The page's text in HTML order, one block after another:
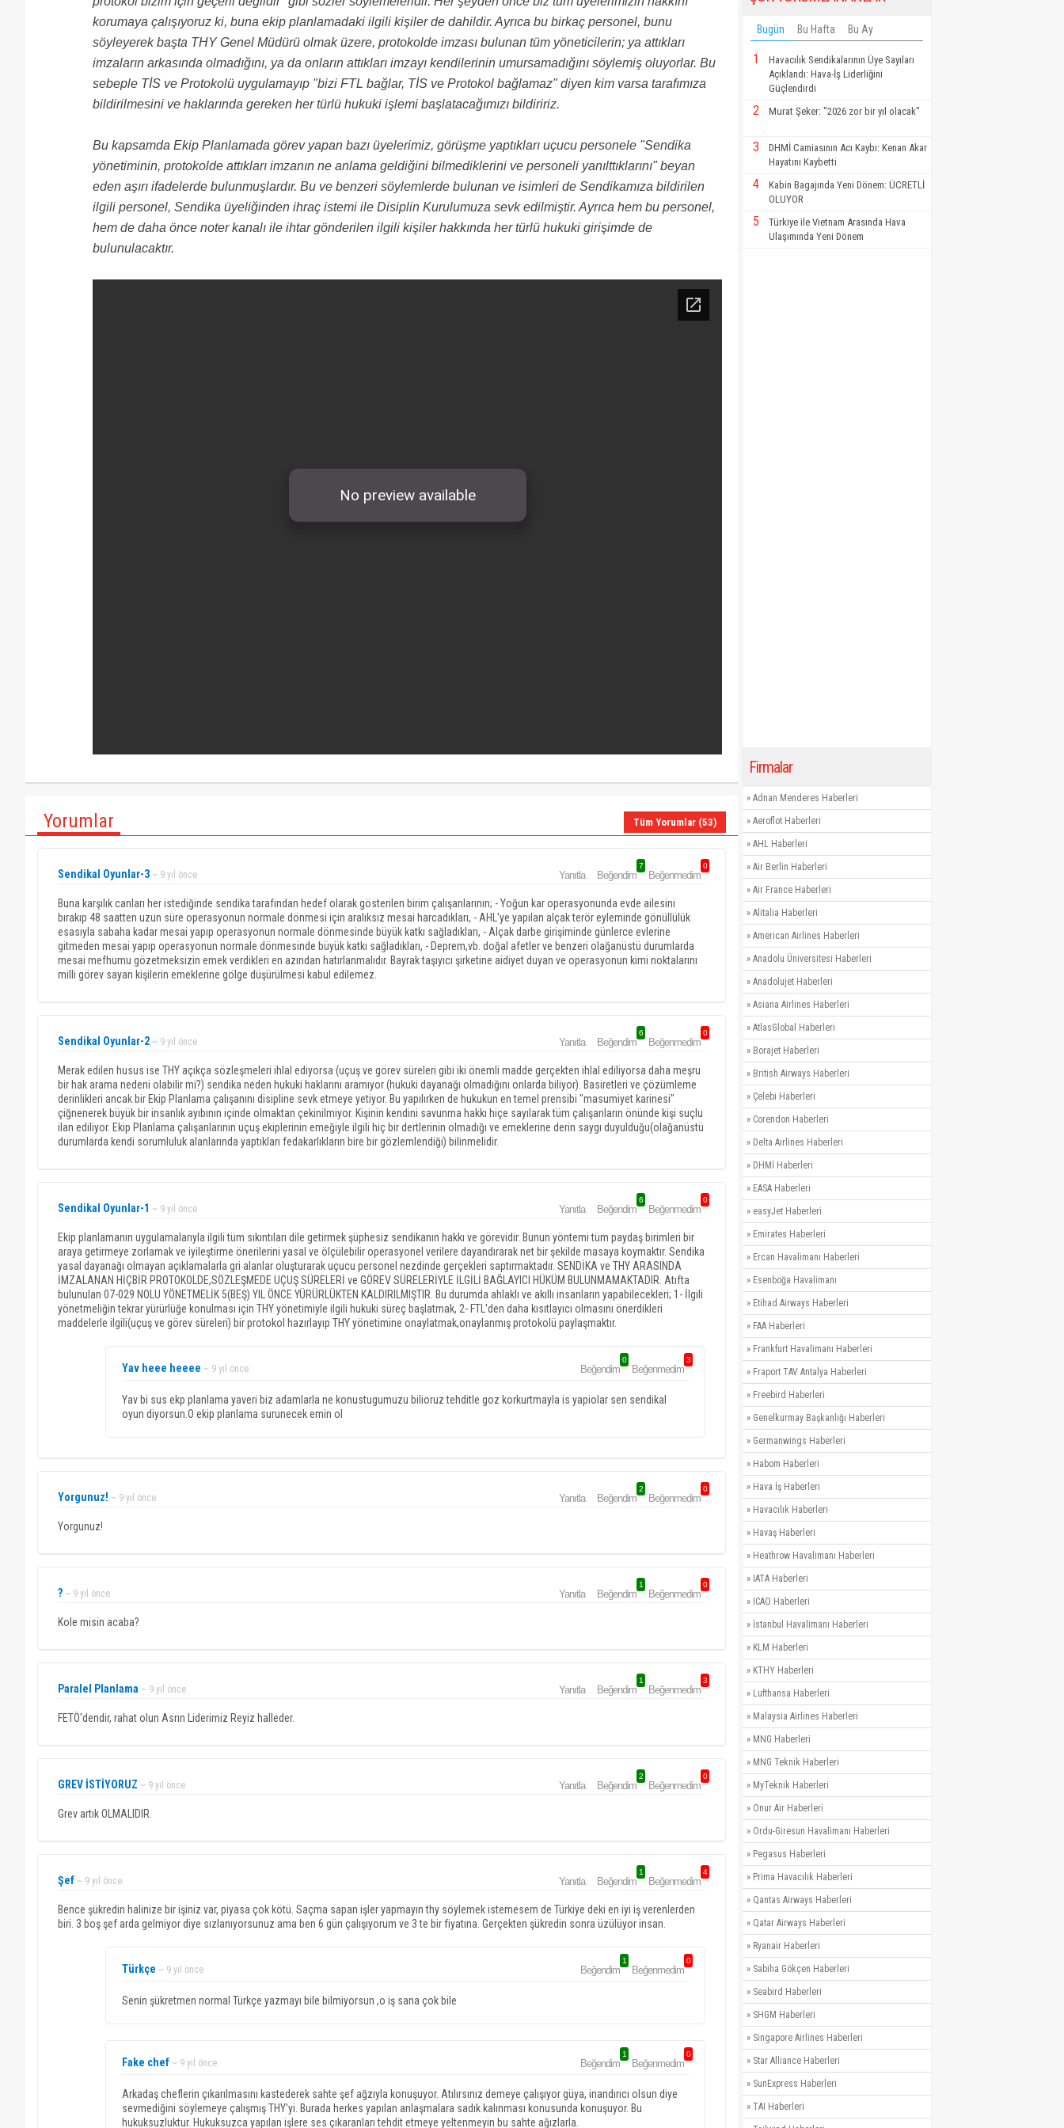
korumaya çalışıyoruz ki, buna ekip planlamadaki ilgili kişiler de dahildir. Ayrıca bu birkaç personel, bunu
söyleyerek başta THY Genel Müdürü olmak üzere, protokolde imzası bulunan tüm yöneticilerin; ya attıkları
imzaların arkasında olmadığını, ya da onların attıkları imzayı kendilerinin umursamadığını söylemiş oluyorlar. Bu
sebeple TİS ve Protokolü uygulamayıp "bizi FTL bağlar, TİS ve Protokol bağlamaz" diyen kim varsa tarafımıza
bildirilmesini ve haklarında gereken her türlü hukuki işlemi başlatacağımızı bildiririz.
Bu kapsamda Ekip Planlamada görev yapan bazı üyelerimiz, görüşme yaptıkları uçucu personele "Sendika
yönetiminin, protokolde attıkları imzanın ne anlama geldiğini bilmediklerini ve personeli yanılttıklarını" beyan
eden aşırı ifadelerde bulunmuşlardır. Bu ve benzeri söylemlerde bulunan ve isimleri de Sendikamıza bildirilen
ilgili personel, Sendika üyeliğinden ihraç istemi ile Disiplin Kurulumuza sevk edilmiştir. Ayrıca hem bu personel,
hem de daha önce noter kanalı ile ihtar gönderilen ilgili kişiler hakkında her türlü hukuki girişimde de
bulunulacaktır.
Yorumlar Tüm Yorumlar (53)
Sendikal Oyunlar-3 ~ 9 yıl önce Yanıtla Beğendim
7
Beğenmedim
0
Buna karşılık canları her istediğinde sendika tarafından hedef olarak gösterilen birim çalışanlarının; - Yoğun kar operasyonunda evde ailesini
bırakıp 48 saatten uzun süre operasyonun normale dönmesi için aralıksız mesai harcadıkları, - AHL'ye yapılan alçak terör eyleminde gönüllülük
esasıyla sabaha kadar mesai yapıp operasyonun normale dönmesinde büyük katkı sağladıkları, - Alçak darbe girişiminde günlerce evlerine
gitmeden mesai yapıp operasyonun normale dönmesinde büyük katkı sağladıkları, - Deprem,vb. doğal afetler ve benzeri olağanüstü durumlarda
mesai mefhumu gözetmeksizin emek verdikleri en azından hatırlanmalıdır. Bayrak taşıyıcı şirketine aidiyet duyan ve operasyonun kimi noktalarını
milli görev sayan kişilerin emeklerine gölge düşürülmesi kabul edilemez.
Sendikal Oyunlar-2 ~ 9 yıl önce Yanıtla Beğendim
6
Beğenmedim
0
Merak edilen husus ise THY açıkça sözleşmeleri ihlal ediyorsa (uçuş ve görev süreleri gibi iki önemli madde gerçekten ihlal ediliyorsa daha meşru
bir hak arama nedeni olabilir mi?) sendika neden hukuki haklarını aramıyor (hukuki dayanağı olmadığını onlarda biliyor). Basiretleri ve çözümleme
derinlikleri ancak bir Ekip Planlama çalışanını disipline sevk etmeye yetiyor. Bu yapılırken de hukukun en temel prensibi "masumiyet karinesi"
çiğnenerek büyük bir insanlık ayıbının içinde olmaktan çekinilmiyor. Kişinin kendini savunma hakkı hiçe sayılarak tüm çalışanların önünde kişi suçlu
ilan ediliyor. Ekip Planlama çalışanlarının uçuş ekiplerinin emeğiyle ilgili hiç bir dertlerinin olmadığı ve emeklerine derin saygı duyulduğu(olağanüstü
durumlarda kendi sorumluluk alanlarında yaptıkları fedakarlıkların bire bir gözlemlendiği) bilinmelidir.
Sendikal Oyunlar-1 ~ 9 yıl önce Yanıtla Beğendim
6
Beğenmedim
0
Ekip planlamanın uygulamalarıyla ilgili tüm sıkıntıları dile getirmek şüphesiz sendikanın hakkı ve görevidir. Bunun yöntemi tüm paydaş birimleri bir
araya getirmeye zorlamak ve iyileştirme önerilerini yasal ve ölçülebilir operasyonel verilere dayandırarak net bir şekilde masaya koymaktır. Sendika
yasal dayanağı olmayan açıklamalarla gri alanlar oluşturarak uçucu personel nezdinde gerçekleri saptırmaktadır. SENDİKA ve THY ARASINDA
İMZALANAN HİÇBİR PROTOKOLDE,SÖZLEŞMEDE UÇUŞ SÜRELERİ ve GÖREV SÜRELERİYLE İLGİLİ BAĞLAYICI HÜKÜM BULUNMAMAKTADIR. Atıfta
bulunulan 07-029 NOLU YÖNETMELİK 5(BEŞ) YIL ÖNCE YÜRÜRLÜKTEN KALDIRILMIŞTIR. Bu durumda ahlaklı ve akıllı insanların yapabilecekleri; 1- İlgili
yönetmeliğin tekrar yürürlüğe konulması için THY yönetimiyle ilgili hukuki süreç başlatmak, 2- FTL'den daha kısıtlayıcı olmasını önerdikleri
maddelerle ilgili(uçuş ve görev süreleri) bir protokol hazırlayıp THY yönetimine onaylatmak,onaylanmış protokolü paylaşmaktır.
Yav heee heeee ~ 9 yıl önce Beğendim
0
Beğenmedim
3
Yav bi sus ekp planlama yaveri biz adamlarla ne konustugumuzu bilioruz tehditle goz korkurtmayla is yapiolar sen sendikal
oyun diyorsun.O ekip planlama surunecek emin ol
Yorgunuz! ~ 9 yıl önce Yanıtla Beğendim
2
Beğenmedim
0
Yorgunuz!
? ~ 9 yıl önce Yanıtla Beğendim
1
Beğenmedim
0
Kole misin acaba?
Paralel Planlama ~ 9 yıl önce Yanıtla Beğendim
1
Beğenmedim
3
FETÖ'dendir, rahat olun Asrın Liderimiz Reyiz halleder.
GREV İSTİYORUZ ~ 9 yıl önce Yanıtla Beğendim
2
Beğenmedim
0
Grev artık OLMALIDIR.
Şef ~ 9 yıl önce Yanıtla Beğendim
1
Beğenmedim
4
Bence şükredin halinize bir işiniz var, piyasa çok kötü. Saçma sapan işler yapmayın thy söylemek istemesem de Türkiye deki en iyi iş verenlerden
biri. 3 boş şef arda gelmiyor diye sızlanıyorsunuz ama ben 6 gün çalışıyorum ve 3 te bir fiyatına. Gerçekten şükredin sonra üzülüyor insan.
Türkçe ~ 9 yıl önce Beğendim
1
Beğenmedim
0
Senin şükretmen normal Türkçe yazmayı bile bilmiyorsun ,o iş sana çok bile
Fake chef ~ 9 yıl önce Beğendim
1
Beğenmedim
0
Arkadaş cheflerin çıkarılmasını kastederek sahte şef ağzıyla konuşuyor. Atılırsınız demeye çalışıyor güya, inandırıcı olsun diye
sevmediğini söylemeye çalışmış THY'yi. Burada herkes yapılan anlaşmalara sadık kalınması konusunda konuşuyor. Bu
hukuksuzluktur. Hukuksuzca yapılan işlere ses çıkaranları tehdit etmeye yeltenmeyin bu sahte ağızlarla.
Bugün Bu Hafta Bu Ay
1
Havacılık Sendikalarının Üye Sayıları
Açıklandı: Hava-İş Liderliğini
Güçlendirdi
2 Murat Şeker: "2026 zor bir yıl olacak"
3
DHMİ Camiasının Acı Kaybı: Kenan Akar
Hayatını Kaybetti
4
Kabin Bagajında Yeni Dönem: ÜCRETLİ
OLUYOR
5
Türkiye ile Vietnam Arasında Hava
Ulaşımında Yeni Dönem
Firmalar
» Adnan Menderes Haberleri
» Aeroflot Haberleri
» AHL Haberleri
» Air Berlin Haberleri
» Air France Haberleri
» Alitalia Haberleri
» American Airlines Haberleri
» Anadolu Üniversitesi Haberleri
» Anadolujet Haberleri
» Asiana Airlines Haberleri
» AtlasGlobal Haberleri
» Borajet Haberleri
» British Airways Haberleri
» Çelebi Haberleri
» Corendon Haberleri
» Delta Airlines Haberleri
» DHMİ Haberleri
» EASA Haberleri
» easyJet Haberleri
» Emirates Haberleri
» Ercan Havalimanı Haberleri
» Esenboğa Havalimanı
» Etihad Airways Haberleri
» FAA Haberleri
» Frankfurt Havalimanı Haberleri
» Fraport TAV Antalya Haberleri
» Freebird Haberleri
» Genelkurmay Başkanlığı Haberleri
» Germanwings Haberleri
» Habom Haberleri
» Hava İş Haberleri
» Havacılık Haberleri
» Havaş Haberleri
» Heathrow Havalimanı Haberleri
» IATA Haberleri
» ICAO Haberleri
» İstanbul Havalimanı Haberleri
» KLM Haberleri
» KTHY Haberleri
» Lufthansa Haberleri
» Malaysia Airlines Haberleri
» MNG Haberleri
» MNG Teknik Haberleri
» MyTeknik Haberleri
» Onur Air Haberleri
» Ordu-Giresun Havalimanı Haberleri
» Pegasus Haberleri
» Prima Havacılık Haberleri
» Qantas Airways Haberleri
» Qatar Airways Haberleri
» Ryanair Haberleri
» Sabiha Gökçen Haberleri
» Seabird Haberleri
» SHGM Haberleri
» Singapore Airlines Haberleri
» Star Alliance Haberleri
» SunExpress Haberleri
» TAI Haberleri